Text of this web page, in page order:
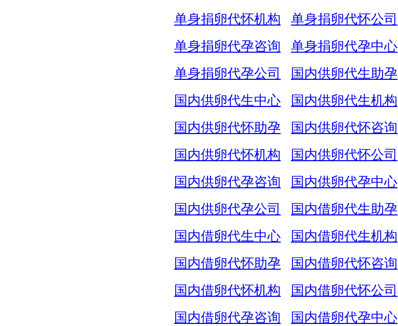
单身捐卵代怀机构
单身捐卵代怀公司
单身捐卵代孕咨询
单身捐卵代孕中心
单身捐卵代孕公司
国内供卵代生助孕
国内供卵代生中心
国内供卵代生机构
国内供卵代怀助孕
国内供卵代怀咨询
国内供卵代怀机构
国内供卵代怀公司
国内供卵代孕咨询
国内供卵代孕中心
国内供卵代孕公司
国内借卵代生助孕
国内借卵代生中心
国内借卵代生机构
国内借卵代怀助孕
国内借卵代怀咨询
国内借卵代怀机构
国内借卵代怀公司
国内借卵代孕咨询
国内借卵代孕中心